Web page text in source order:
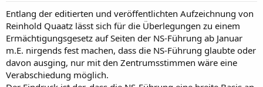
:
Entlang der editierten und veröffentlichten Aufzeichnung von
Reinhold Quaatz lässt sich für die Überlegungen zu einem
Ermächtigungsgesetz auf Seiten der NS-Führung ab Januar
m.E. nirgends fest machen, dass die NS-Führung glaubte oder
davon ausging, nur mit den Zentrumsstimmen wäre eine
Verabschiedung möglich.